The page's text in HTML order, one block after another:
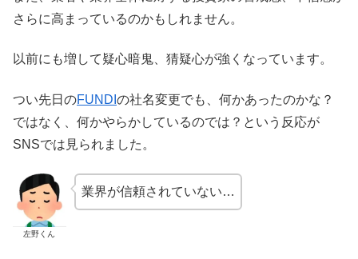
さらに高まっているのかもしれません。
以前にも増して疑心暗鬼、猜疑心が強くなっています。
つい先日のFUNDI の社名変更でも、何かあったのかな？
ではなく、何かやらかしているのでは？という反応が
SNSでは見られました。
左野くん
業界が信頼されていない…